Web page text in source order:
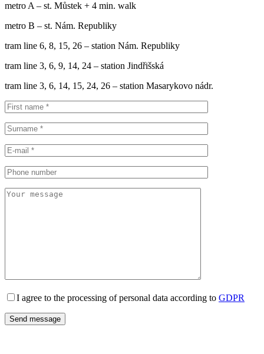
metro A – st. Můstek + 4 min. walk
metro B – st. Nám. Republiky
tram line 6, 8, 15, 26 – station Nám. Republiky
tram line 3, 6, 9, 14, 24 – station Jindřišská
tram line 3, 6, 14, 15, 24, 26 – station Masarykovo nádr.
I agree to the processing of personal data according to GDPR